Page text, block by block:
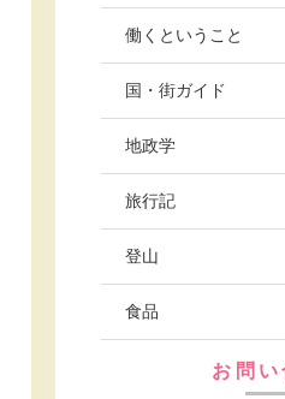
働くということ
国・街ガイド
地政学
旅行記
登山
食品
お問い